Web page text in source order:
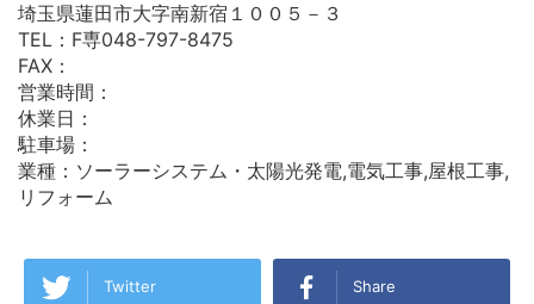
埼玉県蓮田市大字南新宿１００５－３
TEL：F専048-797-8475
FAX：
営業時間：
休業日：
駐車場：
業種：ソーラーシステム・太陽光発電,電気工事,屋根工事,
リフォーム
Twitter Share